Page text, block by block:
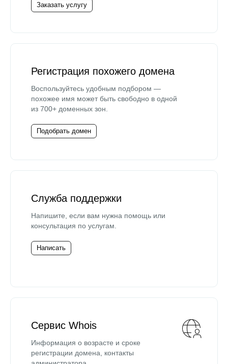
Заказать услугу
Регистрация похожего домена
Воспользуйтесь удобным подбором —
похожее имя может быть свободно в одной
из 700+ доменных зон.
Подобрать домен
Служба поддержки
Напишите, если вам нужна помощь или
консультация по услугам.
Написать
Сервис Whois
Информация о возрасте и сроке
регистрации домена, контакты